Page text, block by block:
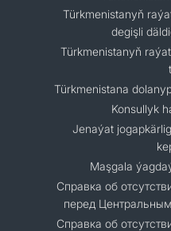
Türkmenistanyň
degişli
Türkmenistanyň
Türkmenistana
Konsullyk
Jenaýat
Maşgala
Cправка об
перед
Справка об